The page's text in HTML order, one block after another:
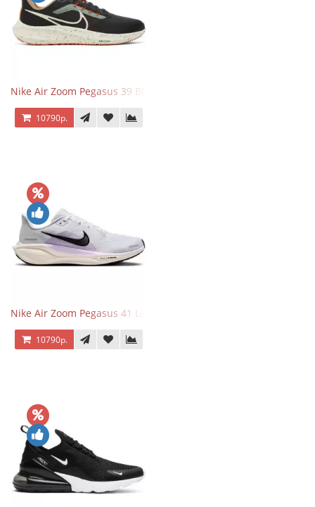
Nike Air Zoom Pegasus 39 Black White Orange
10790р.
Nike Air Zoom Pegasus 41 Lilac Bloom
10790р.